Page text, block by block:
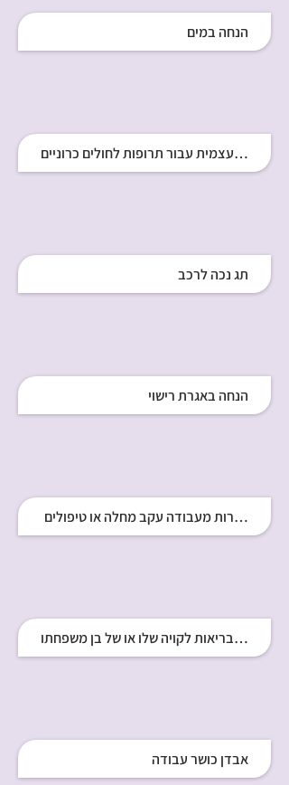
הנחה במים
עצמית עבור תרופות לחולים כרוניים
תג נכה לרכב
הנחה באגרת רישוי
- היעדרות מעבודה עקב מחלה או טיפולים
עקב בריאות לקויה שלו או של בן משפחתו
אבדן כושר עבודה